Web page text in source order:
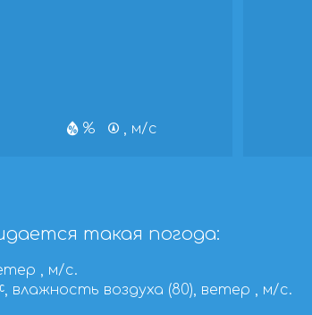
% , м/с
такая погода:
, м/с.
, влажность воздуха (80), ветер , м/с.